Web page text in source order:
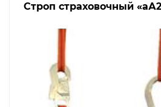
Строп страховочный